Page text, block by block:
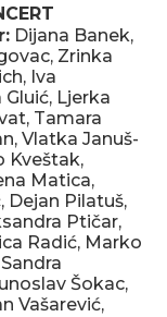
Dijana Banek,
Zrinka
Iva
Ljerka
Tamara
Vlatka Januš-
Kveštak,
Matica,
Dejan Pilatuš,
Ptičar,
Radić, Marko
Šokac,
Vašarević,